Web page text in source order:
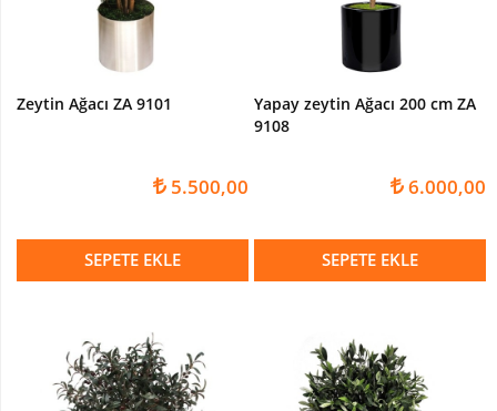
Zeytin Ağacı ZA 9101
5.500,00
SEPETE EKLE
Yapay zeytin Ağacı 200 cm ZA
9108
6.000,00
SEPETE EKLE